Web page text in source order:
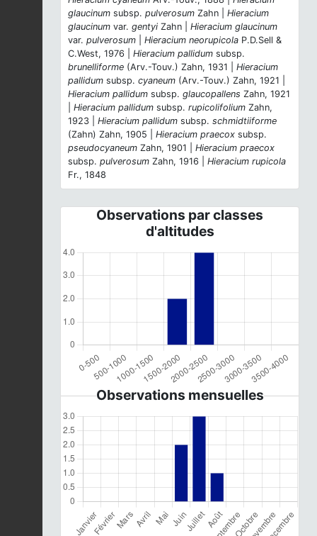
glaucinum subsp. pulverosum Zahn | Hieracium
glaucinum var. gentyi Zahn | Hieracium glaucinum
var. pulverosum Hieracium neorupicola P.D.Sell &
C.West, 1976 | Hieracium pallidum subsp.
brunelliforme (Arv.-Touv.) Zahn, 1931 | Hieracium
pallidum subsp. cyaneum (Arv.-Touv.) Zahn, 1921 |
Hieracium pallidum subsp. glaucopallens Zahn, 1921
Hieracium pallidum subsp. rupicolifolium Zahn,
1923 | Hieracium pallidum subsp. schmidtiiforme
(Zahn) Zahn, 1905 | Hieracium praecox subsp.
pseudocyaneum Zahn, 1901 | Hieracium praecox
subsp. pulverosum Zahn, 1916 | Hieracium rupicola
Fr., 1848
Observations par classes
d'altitudes
Observations mensuelles